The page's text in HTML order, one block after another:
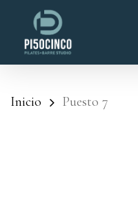
content
Inicio Puesto 7